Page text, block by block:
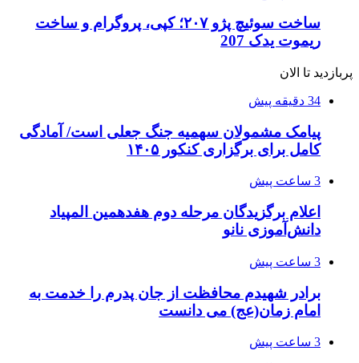
ساخت سوئیچ پژو ۲۰۷؛ کپی، پروگرام و ساخت
ریموت یدک 207
پربازدید تا الان
34 دقیقه پیش
پیامک مشمولان سهمیه جنگ جعلی است/ آمادگی
کامل برای برگزاری کنکور ۱۴۰۵
3 ساعت پیش
اعلام برگزیدگان مرحله دوم هفدهمین المپیاد
دانش‌آموزی نانو
3 ساعت پیش
برادر شهیدم محافظت از جان پدرم را خدمت به
امام زمان(عج) می دانست
3 ساعت پیش